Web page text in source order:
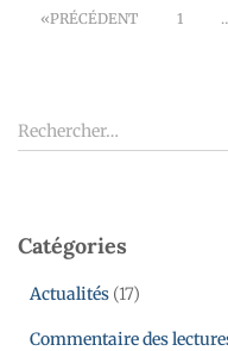
PRÉCÉDENT 1
Rechercher…
Catégories
Actualités (17)
Commentaire des